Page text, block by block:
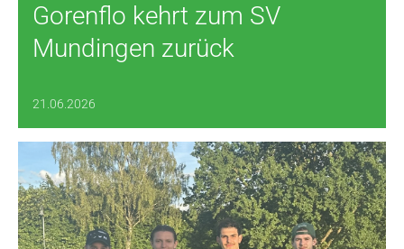
Gorenflo kehrt zum SV
Mundingen zurück
21.06.2026